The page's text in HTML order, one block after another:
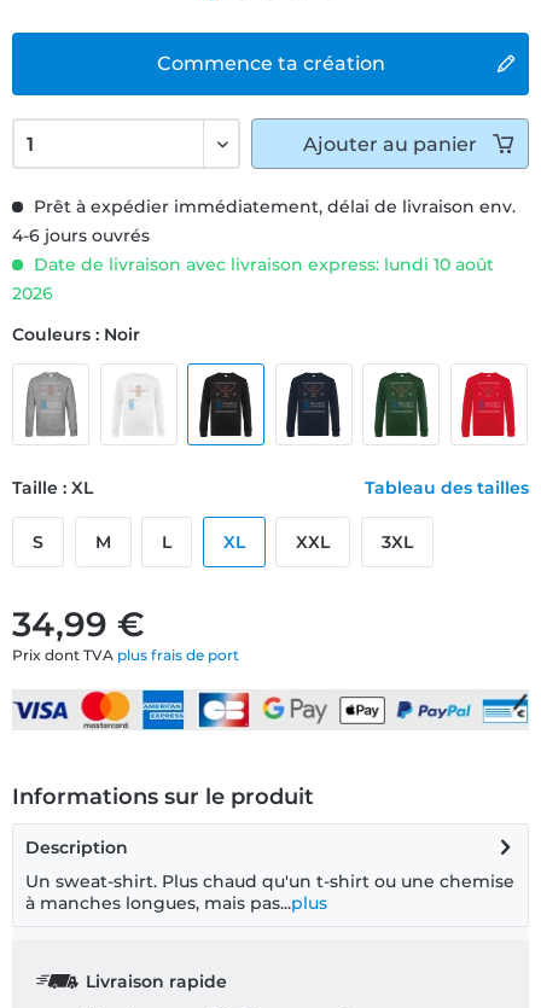
Commence ta création
34,99 €
Prix dont TVA plus frais de port
Prêt à expédier immédiatement, délai de livraison env.
4-6 jours ouvrés
Date de livraison avec livraison express: lundi 10 août
2026
Couleurs : Noir
Taille : XL Tableau des tailles
S M L XL XXL 3XL
Ajouter au panier
Informations sur le produit
Description
Un sweat-shirt. Plus chaud qu'un t-shirt ou une chemise
à manches longues, mais pas...plus
Livraison rapide